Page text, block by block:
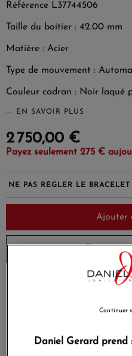
Référence L37744506
Taille du boitier : 42.00 mm
Matière : Acier
Type de mouvement :
Couleur cadran : Noir laqué
EN SAVOIR PLUS
2 750,00 €
Payez seulement 275 €
Ajouter
Envoi
Daniel Gerard prend
Continuer